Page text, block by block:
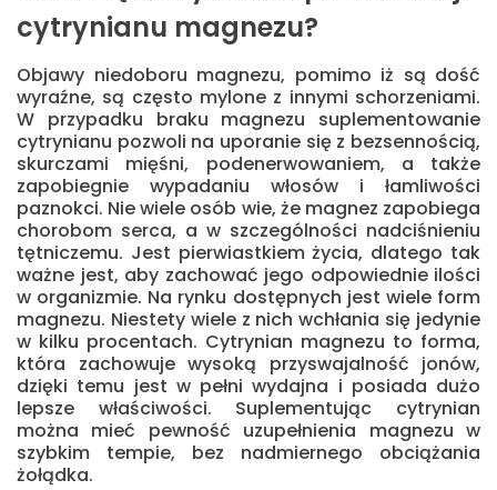
cytrynianu magnezu?
Objawy niedoboru magnezu, pomimo iż są dość
wyraźne, są często mylone z innymi schorzeniami.
W przypadku braku magnezu suplementowanie
cytrynianu pozwoli na uporanie się z bezsennością,
skurczami mięśni, podenerwowaniem, a także
zapobiegnie wypadaniu włosów i łamliwości
paznokci. Nie wiele osób wie, że magnez zapobiega
chorobom serca, a w szczególności nadciśnieniu
tętniczemu. Jest pierwiastkiem życia, dlatego tak
ważne jest, aby zachować jego odpowiednie ilości
w organizmie. Na rynku dostępnych jest wiele form
magnezu. Niestety wiele z nich wchłania się jedynie
w kilku procentach. Cytrynian magnezu to forma,
która zachowuje wysoką przyswajalność jonów,
dzięki temu jest w pełni wydajna i posiada dużo
lepsze właściwości. Suplementując cytrynian
można mieć pewność uzupełnienia magnezu w
szybkim tempie, bez nadmiernego obciążania
żołądka.